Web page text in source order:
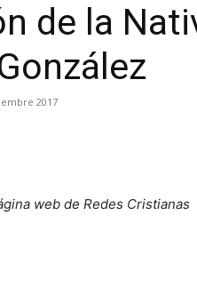
de la
2017
web de Redes Cristianas